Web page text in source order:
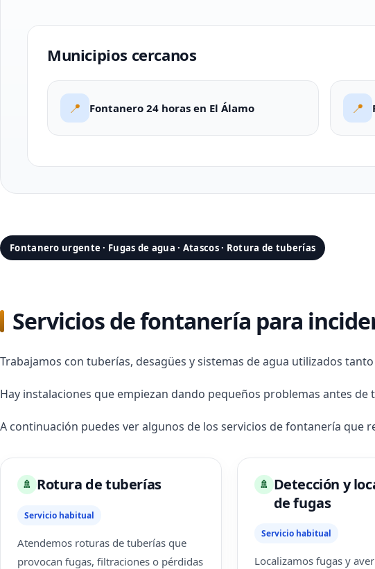
Municipios cercanos
📍 Fontanero 24 horas en El Álamo 📍
Fontanero urgente · Fugas de agua · Atascos · Rotura de tuberías
Servicios de fontanería para
Trabajamos con tuberías, desagües y sistemas de agua utilizados
Hay instalaciones que empiezan dando pequeños problemas antes
A continuación puedes ver algunos de los servicios de fontanería que
🚿 Rotura de tuberías
Servicio habitual
Atendemos roturas de tuberías que
provocan fugas, filtraciones o pérdidas
🚿 Detección y
de fugas
Servicio habitual
Localizamos fugas y